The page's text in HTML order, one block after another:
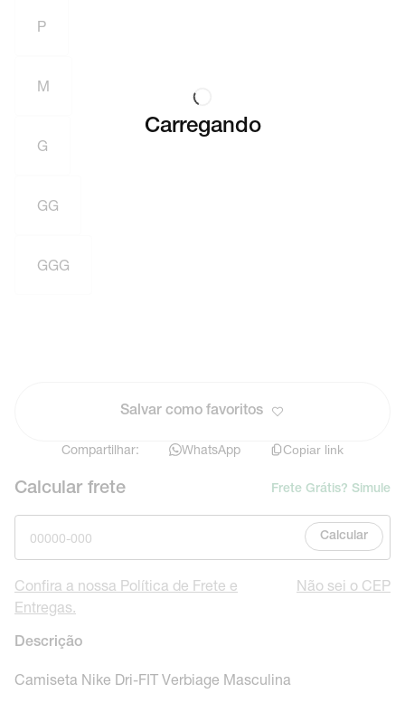
P
M
G
GG
GGG
Salvar como favoritos
Compartilhar: WhatsApp Copiar link
Calcular frete Frete Grátis? Simule
Calcular
Confira a nossa Política de Frete e
Entregas.
Não sei o CEP
Descrição
Camiseta Nike Dri-FIT Verbiage Masculina
Carregando